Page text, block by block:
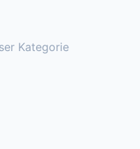
Kategorie